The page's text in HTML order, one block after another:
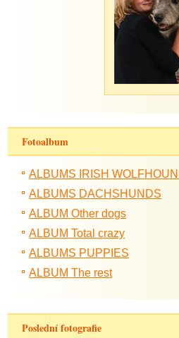
Fotoalbum
ALBUMS IRISH
ALBUMS DACHSHUNDS
ALBUM Other dogs
ALBUM Total crazy
ALBUMS PUPPIES
ALBUM The rest
Poslední fotografie